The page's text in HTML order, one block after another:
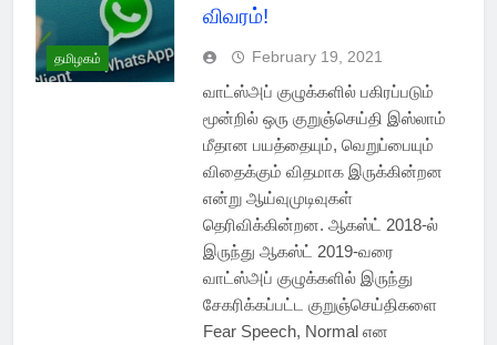
தமிழகம்
விவரம்!
February 19, 2021
வாட்ஸ்அப் குழுக்களில் பகிரப்படும்
மூன்றில் ஒரு குறுஞ்செய்தி இஸ்லாம்
மீதான பயத்தையும், வெறுப்பையும்
விதைக்கும் விதமாக இருக்கின்றன
என்று ஆய்வுமுடிவுகள்
தெரிவிக்கின்றன. ஆகஸ்ட் 2018-ல்
இருந்து ஆகஸ்ட் 2019-வரை
வாட்ஸ்அப் குழுக்களில் இருந்து
சேகரிக்கப்பட்ட குறுஞ்செய்திகளை
Fear Speech, Normal என